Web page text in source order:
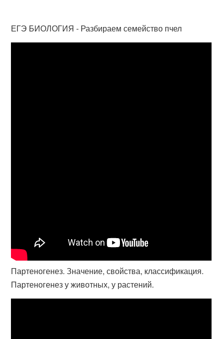
ЕГЭ БИОЛОГИЯ - Разбираем семейство пчел
Партеногенез. Значение, свойства, классификация.
Партеногенез у животных, у растений.